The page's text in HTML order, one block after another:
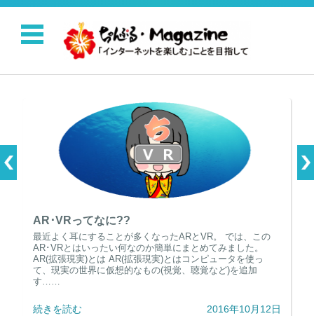
コンテンツに移動
AR･VRってなに??
最近よく耳にすることが多くなったARとVR。 では、この
AR･VRとはいったい何なのか簡単にまとめてみました。
AR(拡張現実)とは AR(拡張現実)とはコンピュータを使っ
て、現実の世界に仮想的なもの(視覚、聴覚など)を追加
す……
続きを読む 2016年10月12日